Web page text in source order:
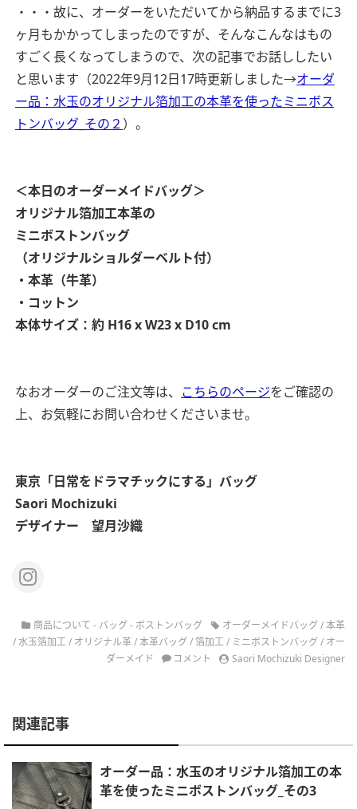
・・・故に、オーダーをいただいてから納品するまでに3
ヶ月もかかってしまったのですが、そんなこんなはもの
すごく長くなってしまうので、次の記事でお話ししたい
と思います（2022年9月12日17時更新しました→オーダ
ー品：水玉のオリジナル箔加工の本革を使ったミニボス
トンバッグ_その２）。
＜本日のオーダーメイドバッグ＞
オリジナル箔加工本革の
ミニボストンバッグ
（オリジナルショルダーベルト付）
・本革（牛革）
・コットン
本体サイズ：約 H16 x W23 x D10 cm
なおオーダーのご注文等は、 こちらのページをご確認の
上、お気軽にお問い合わせくださいませ。
東京 「日常をドラマチックにする」バッグ
Saori Mochizuki
デザイナー 望月沙織
商品について - バッグ - ボストンバッグ オーダーメイドバッグ/本革
/水玉箔加工/ オリジナル革/本革バッグ/箔加工/ ミニボストンバッグ/ オー
ダーメイド
コメント Saori Mochizuki Designer
関連記事
オーダー品：水玉のオリジナル箔加工の本
革を使ったミニボストンバッグ_その3